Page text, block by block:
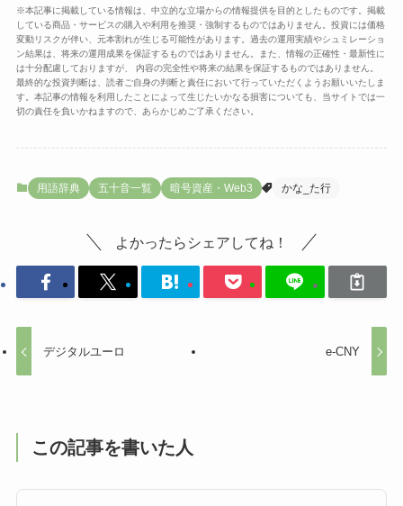
※本記事に掲載している情報は、中立的な立場からの情報提供を目的としたものです。掲載
している商品・サービスの購入や利用を推奨・強制するものではありません。投資には価格
変動リスクが伴い、元本割れが生じる可能性があります。過去の運用実績やシュミレーショ
ン結果は、将来の運用成果を保証するものではありません。また、情報の正確性・最新性に
は十分配慮しておりますが、 内容の完全性や将来の結果を保証するものではありません。
最終的な投資判断は、読者ご自身の判断と責任において行っていただくようお願いいたしま
す。本記事の情報を利用したことによって生じたいかなる損害についても、当サイトでは一
切の責任を負いかねますので、あらかじめご了承ください。
用語辞典 五十音一覧 暗号資産・Web3 かな_た行
よかったらシェアしてね！
デジタルユーロ e-CNY
この記事を書いた人